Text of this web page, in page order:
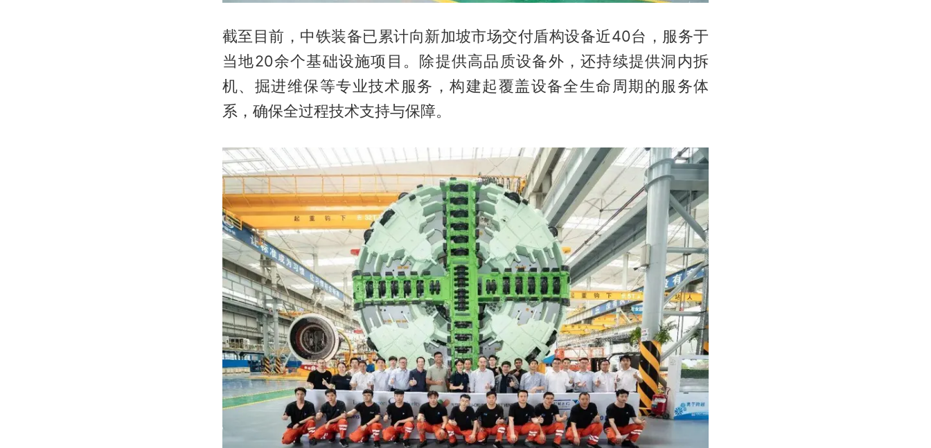
截至目前，中铁装备已累计向新加坡市场交付盾构设备近40台，服务于
当地20余个基础设施项目。除提供高品质设备外，还持续提供洞内拆
机、掘进维保等专业技术服务，构建起覆盖设备全生命周期的服务体
系，确保全过程技术支持与保障。